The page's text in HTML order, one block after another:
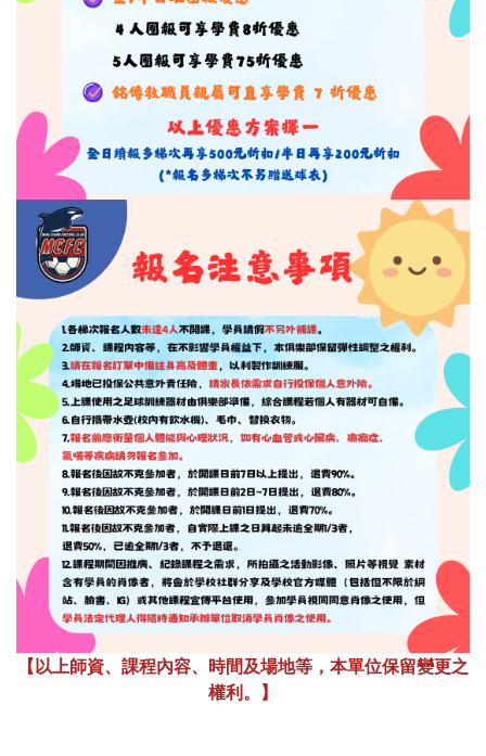
【以上師資、課程內容、時間及場地等，本單位保留變更之
權利。】